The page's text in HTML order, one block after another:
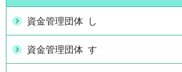
資金管理団体 し
資金管理団体 す